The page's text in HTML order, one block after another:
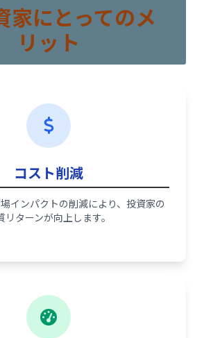
家にとってのメ
リット
コスト削減
インパクトの削減により、投資家の
リターンが向上します。